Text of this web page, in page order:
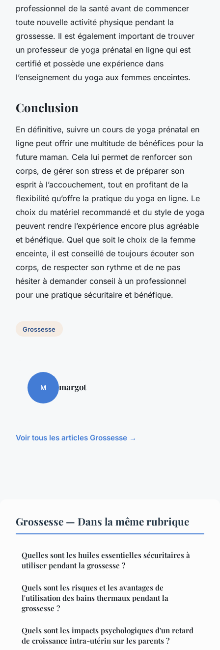
professionnel de la santé avant de commencer
toute nouvelle activité physique pendant la
grossesse. Il est également important de trouver
un professeur de yoga prénatal en ligne qui est
certifié et possède une expérience dans
l’enseignement du yoga aux femmes enceintes.
Conclusion
En définitive, suivre un cours de yoga prénatal en
ligne peut offrir une multitude de bénéfices pour la
future maman. Cela lui permet de renforcer son
corps, de gérer son stress et de préparer son
esprit à l’accouchement, tout en profitant de la
flexibilité qu’offre la pratique du yoga en ligne. Le
choix du matériel recommandé et du style de yoga
peuvent rendre l’expérience encore plus agréable
et bénéfique. Quel que soit le choix de la femme
enceinte, il est conseillé de toujours écouter son
corps, de respecter son rythme et de ne pas
hésiter à demander conseil à un professionnel
pour une pratique sécuritaire et bénéfique.
Grossesse
M margot
Voir tous les articles Grossesse →
Grossesse — Dans la même rubrique
Quelles sont les huiles essentielles sécuritaires à
utiliser pendant la grossesse ?
Quels sont les risques et les avantages de
l'utilisation des bains thermaux pendant la
grossesse ?
Quels sont les impacts psychologiques d'un retard
de croissance intra-utérin sur les parents ?